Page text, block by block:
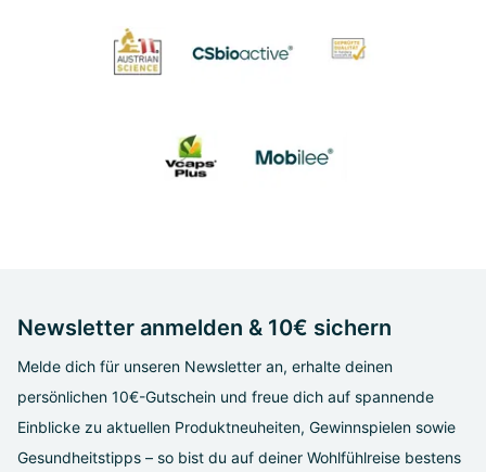
Newsletter anmelden & 10€ sichern
Melde dich für unseren Newsletter an, erhalte deinen
persönlichen 10€-Gutschein und freue dich auf spannende
Einblicke zu aktuellen Produktneuheiten, Gewinnspielen sowie
Gesundheitstipps – so bist du auf deiner Wohlfühlreise bestens